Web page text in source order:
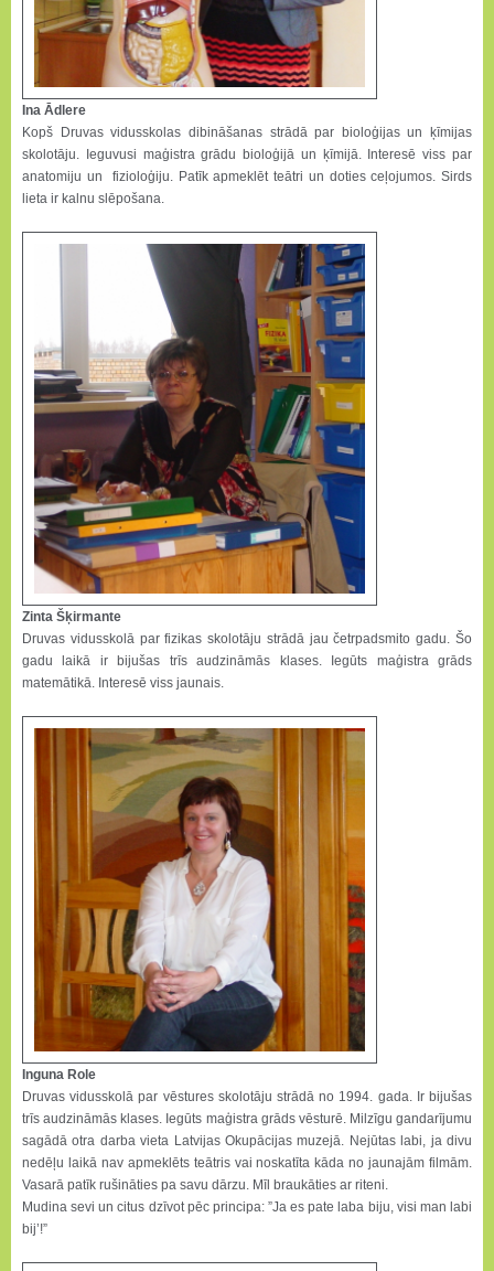
Ina Ādlere
Kopš Druvas vidusskolas dibināšanas strādā par bioloģijas un ķīmijas
skolotāju. Ieguvusi maģistra grādu bioloģijā un ķīmijā. Interesē viss par
anatomiju un fizioloģiju. Patīk apmeklēt teātri un doties ceļojumos. Sirds
lieta ir kalnu slēpošana.
Zinta Šķirmante
Druvas vidusskolā par fizikas skolotāju strādā jau četrpadsmito gadu. Šo
gadu laikā ir bijušas trīs audzināmās klases. Iegūts maģistra grāds
matemātikā. Interesē viss jaunais.
Inguna Role
Druvas vidusskolā par vēstures skolotāju strādā no 1994. gada. Ir bijušas
trīs audzināmās klases. Iegūts maģistra grāds vēsturē. Milzīgu gandarījumu
sagādā otra darba vieta Latvijas Okupācijas muzejā. Nejūtas labi, ja divu
nedēļu laikā nav apmeklēts teātris vai noskatīta kāda no jaunajām filmām.
Vasarā patīk rušināties pa savu dārzu. Mīl braukāties ar riteni.
Mudina sevi un citus dzīvot pēc principa: ”Ja es pate laba biju, visi man labi
bij’!”